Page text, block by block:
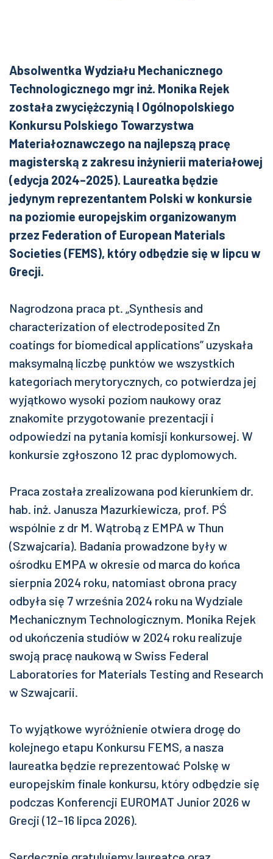
Absolwentka Wydziału Mechanicznego
Technologicznego mgr inż. Monika Rejek
została zwyciężczynią I Ogólnopolskiego
Konkursu Polskiego Towarzystwa
Materiałoznawczego na najlepszą pracę
magisterską z zakresu inżynierii materiałowej
(edycja 2024–2025). Laureatka będzie
jedynym reprezentantem Polski w konkursie
na poziomie europejskim organizowanym
przez Federation of European Materials
Societies (FEMS), który odbędzie się w lipcu w
Grecji.
Nagrodzona praca pt. „Synthesis and
characterization of electrodeposited Zn
coatings for biomedical applications” uzyskała
maksymalną liczbę punktów we wszystkich
kategoriach merytorycznych, co potwierdza jej
wyjątkowo wysoki poziom naukowy oraz
znakomite przygotowanie prezentacji i
odpowiedzi na pytania komisji konkursowej. W
konkursie zgłoszono 12 prac dyplomowych.
Praca została zrealizowana pod kierunkiem dr.
hab. inż. Janusza Mazurkiewicza, prof. PŚ
wspólnie z dr M. Wątrobą z EMPA w Thun
(Szwajcaria). Badania prowadzone były w
ośrodku EMPA w okresie od marca do końca
sierpnia 2024 roku, natomiast obrona pracy
odbyła się 7 września 2024 roku na Wydziale
Mechanicznym Technologicznym. Monika Rejek
od ukończenia studiów w 2024 roku realizuje
swoją pracę naukową w Swiss Federal
Laboratories for Materials Testing and Research
w Szwajcarii.
To wyjątkowe wyróżnienie otwiera drogę do
kolejnego etapu Konkursu FEMS, a nasza
laureatka będzie reprezentować Polskę w
europejskim finale konkursu, który odbędzie się
podczas Konferencji EUROMAT Junior 2026 w
Grecji (12–16 lipca 2026).